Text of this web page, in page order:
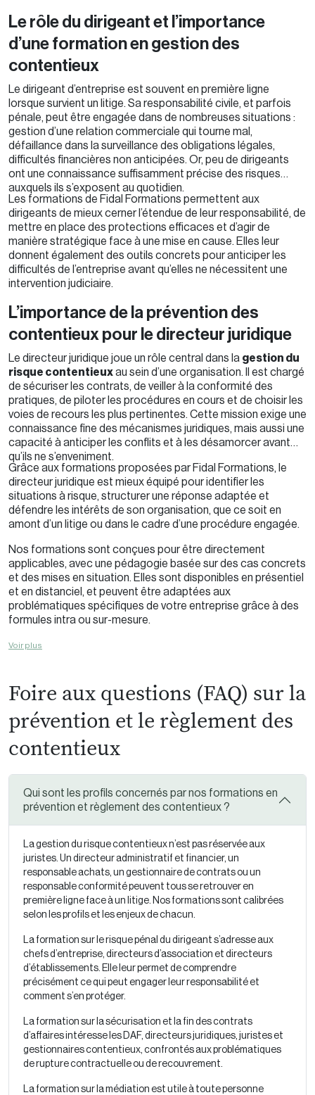
Le rôle du dirigeant et l’importance
d’une formation en gestion des
contentieux
Le dirigeant d’entreprise est souvent en première ligne
lorsque survient un litige. Sa responsabilité civile, et parfois
pénale, peut être engagée dans de nombreuses situations :
gestion d’une relation commerciale qui tourne mal,
défaillance dans la surveillance des obligations légales,
difficultés financières non anticipées. Or, peu de dirigeants
ont une connaissance suffisamment précise des risques
auxquels ils s’exposent au quotidien.
Les formations de Fidal Formations permettent aux
dirigeants de mieux cerner l’étendue de leur responsabilité, de
mettre en place des protections efficaces et d’agir de
manière stratégique face à une mise en cause. Elles leur
donnent également des outils concrets pour anticiper les
difficultés de l’entreprise avant qu’elles ne nécessitent une
intervention judiciaire.
L’importance de la prévention des
contentieux pour le directeur juridique
Le directeur juridique joue un rôle central dans la gestion du
risque contentieuxau sein d’une organisation. Il est chargé
de sécuriser les contrats, de veiller à la conformité des
pratiques, de piloter les procédures en cours et de choisir les
voies de recours les plus pertinentes. Cette mission exige une
connaissance fine des mécanismes juridiques, mais aussi une
capacité à anticiper les conflits et à les désamorcer avant
qu’ils ne s’enveniment.
Grâce aux formations proposées par Fidal Formations, le
directeur juridique est mieux équipé pour identifier les
situations à risque, structurer une réponse adaptée et
défendre les intérêts de son organisation, que ce soit en
amont d’un litige ou dans le cadre d’une procédure engagée.
Nos formations sont conçues pour être directement
applicables, avec une pédagogie basée sur des cas concrets
et des mises en situation. Elles sont disponibles en présentiel
et en distanciel, et peuvent être adaptées aux
problématiques spécifiques de votre entreprise grâce à des
formules intra ou sur-mesure.
Voir plus
Foire aux questions (FAQ) sur la
prévention et le règlement des
contentieux
Qui sont les profils concernés par nos formations en
prévention et règlement des contentieux ?
La gestion du risque contentieux n’est pas réservée aux
juristes. Un directeur administratif et financier, un
responsable achats, un gestionnaire de contrats ou un
responsable conformité peuvent tous se retrouver en
première ligne face à un litige. Nos formations sont calibrées
selon les profils et les enjeux de chacun.
La formation sur le risque pénal du dirigeant s’adresse aux
chefs d’entreprise, directeurs d’association et directeurs
d’établissements. Elle leur permet de comprendre
précisément ce qui peut engager leur responsabilité et
comment s’en protéger.
La formation sur la sécurisation et la fin des contrats
d’affaires intéresse les DAF, directeurs juridiques, juristes et
gestionnaires contentieux, confrontés aux problématiques
de rupture contractuelle ou de recouvrement.
La formation sur la médiation est utile à toute personne